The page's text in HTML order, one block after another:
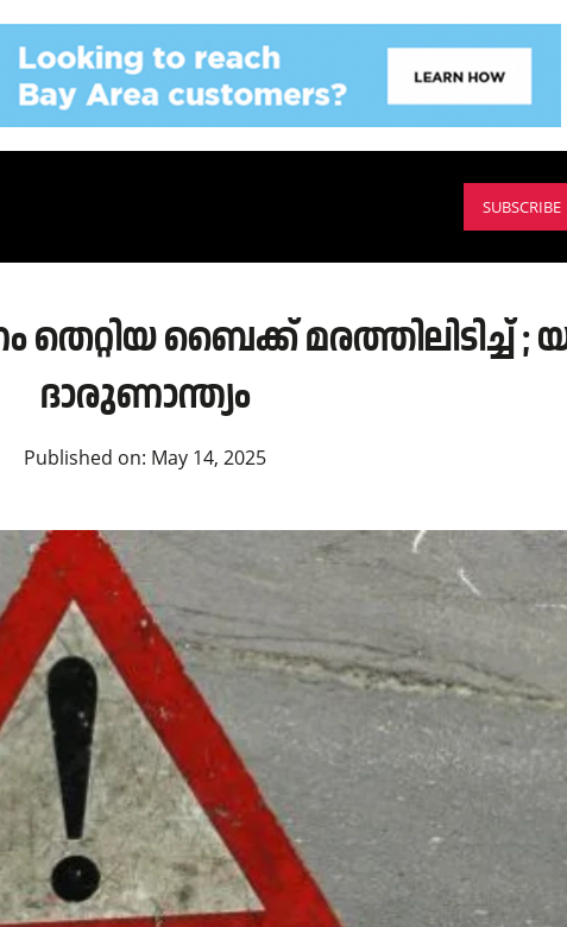
SUBSCRIBE
ബൈക്ക് മരത്തിലിടിച്ച് ;
ദാരുണാന്ത്യം
Published on: May 14, 2025